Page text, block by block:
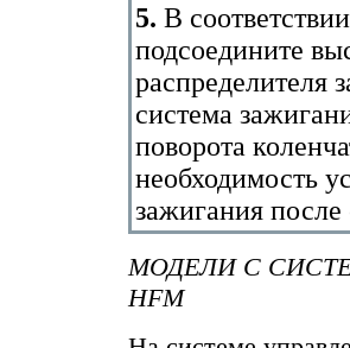
5. В
подсоедините
распределителя
система
поворота
необходимость
зажигания после
МОДЕЛИ С
HFM